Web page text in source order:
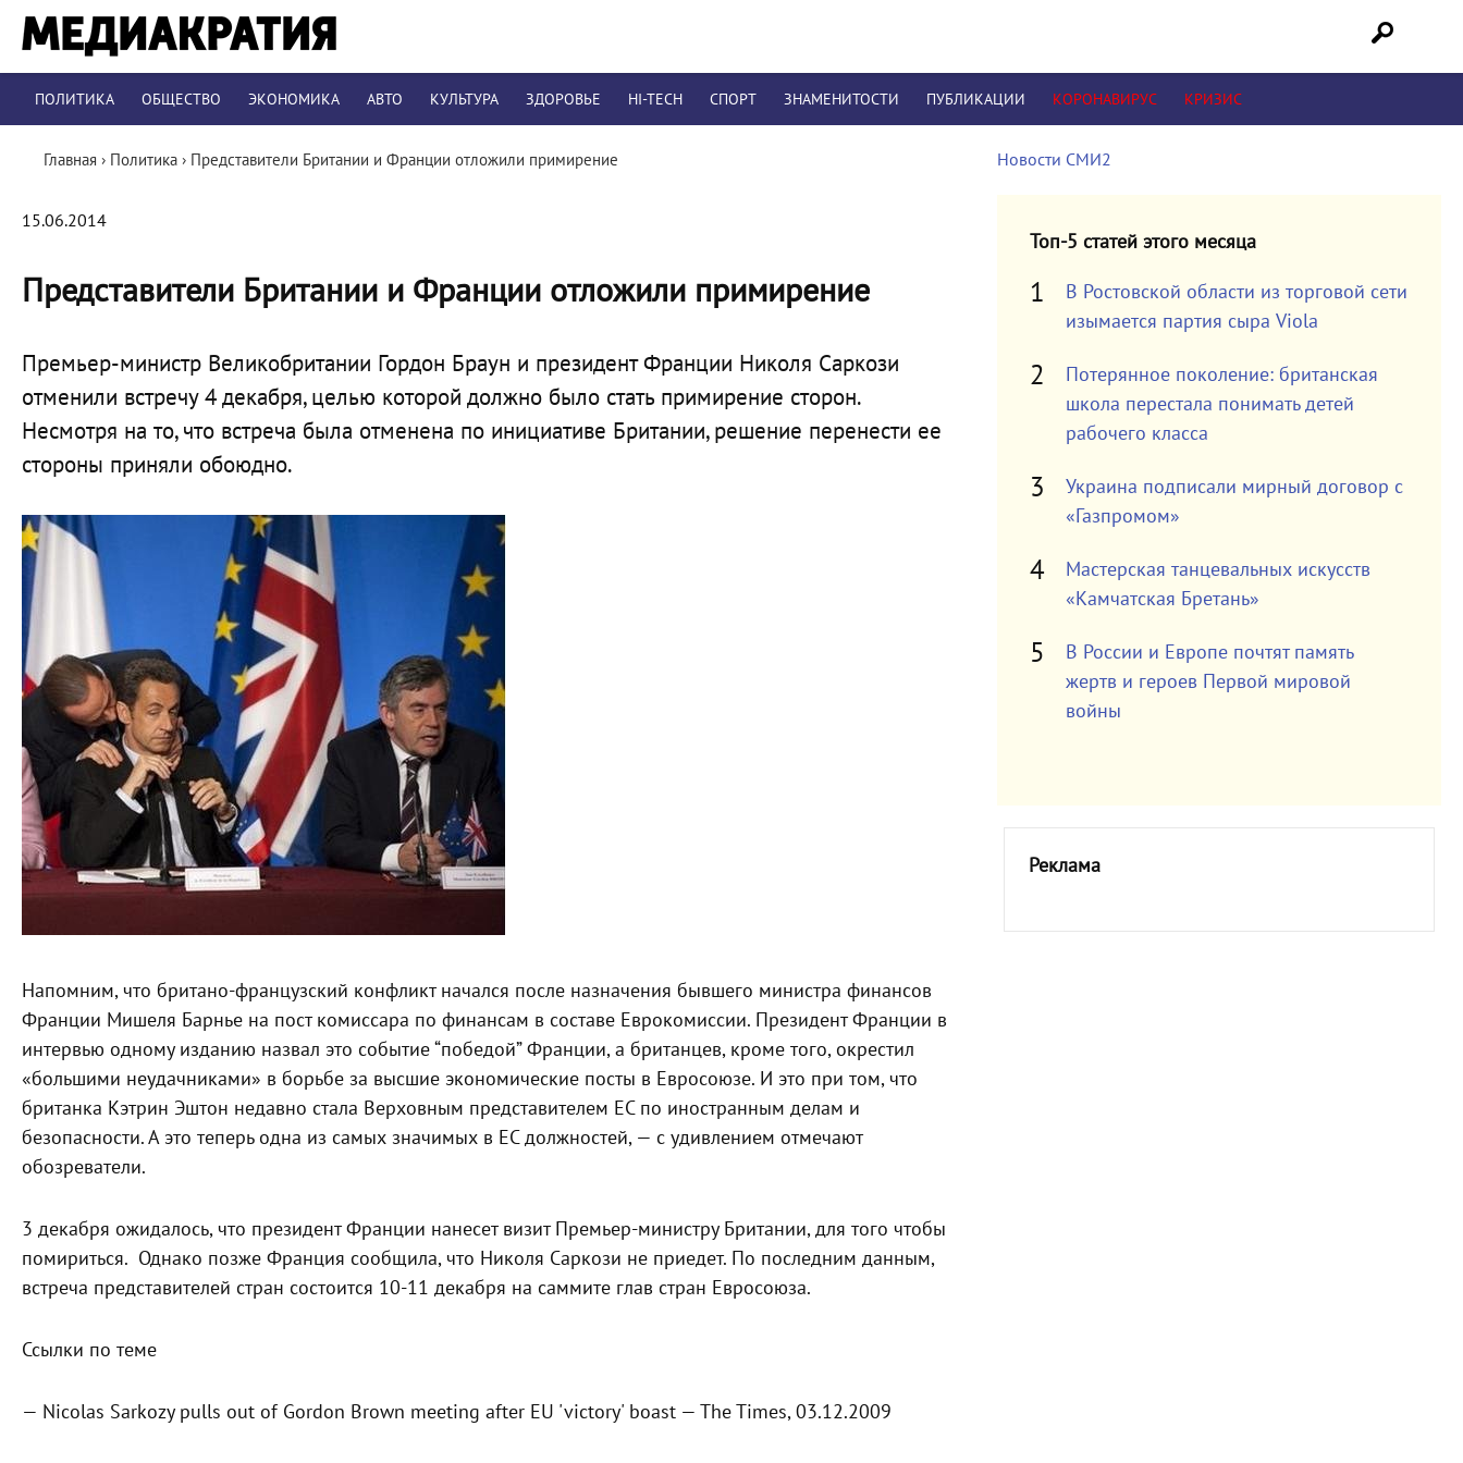
ПОЛИТИКА ОБЩЕСТВО ЭКОНОМИКА АВТО КУЛЬТУРА ЗДОРОВЬЕ HI-TECH СПОРТ ЗНАМЕНИТОСТИ ПУБЛИКАЦИИ КОРОНАВИРУС КРИЗИС
Главная › Политика › Представители Британии и Франции отложили примирение
15.06.2014
Представители Британии и Франции отложили примирение
Премьер-министр Великобритании Гордон Браун и президент Франции Николя Саркози
отменили встречу 4 декабря, целью которой должно было стать примирение сторон.
Несмотря на то, что встреча была отменена по инициативе Британии, решение перенести ее
стороны приняли обоюдно.
Напомним, что британо-французский конфликт начался после назначения бывшего министра финансов
Франции Мишеля Барнье на пост комиссара по финансам в составе Еврокомиссии. Президент Франции в
интервью одному изданию назвал это событие “победой” Франции, а британцев, кроме того, окрестил
«большими неудачниками» в борьбе за высшие экономические посты в Евросоюзе. И это при том, что
британка Кэтрин Эштон недавно стала Верховным представителем ЕС по иностранным делам и
безопасности. А это теперь одна из самых значимых в ЕС должностей, — с удивлением отмечают
обозреватели.
3 декабря ожидалось, что президент Франции нанесет визит Премьер-министру Британии, для того чтобы
помириться. Однако позже Франция сообщила, что Николя Саркози не приедет. По последним данным,
встреча представителей стран состоится 10-11 декабря на саммите глав стран Евросоюза.
Ссылки по теме
— Nicolas Sarkozy pulls out of Gordon Brown meeting after EU 'victory' boast — The Times, 03.12.2009
Новости СМИ2
Топ-5 статей этого месяца
В Ростовской области из торговой сети
изымается партия сыра Viola
Потерянное поколение: британская
школа перестала понимать детей
рабочего класса
Украина подписали мирный договор с
«Газпромом»
Мастерская танцевальных искусств
«Камчатская Бретань»
В России и Европе почтят память
жертв и героев Первой мировой
войны
Реклама